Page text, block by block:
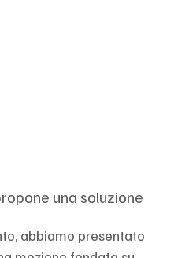
una soluzione
abbiamo presentato